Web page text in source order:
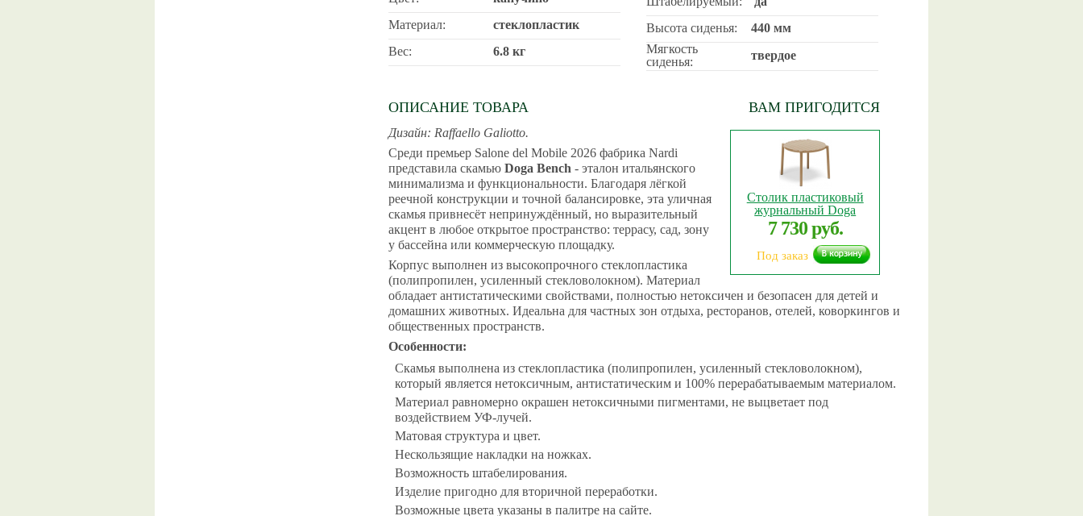
Материал:
стеклопластик
Вес:
6.8 кг
Высота сиденья:
440 мм
Мягкость
сиденья:
твердое
ВАМ ПРИГОДИТСЯ
Столик пластиковый
журнальный Doga
7 730 руб.
Под заказ
ОПИСАНИЕ ТОВАРА
Дизайн: Raffaello Galiotto.
Среди премьер Salone del Mobile 2026 фабрика Nardi
представила скамью Doga Bench - эталон итальянского
минимализма и функциональности. Благодаря лёгкой
реечной конструкции и точной балансировке, эта уличная
скамья привнесёт непринуждённый, но выразительный
акцент в любое открытое пространство: террасу, сад, зону
у бассейна или коммерческую площадку.
Корпус выполнен из высокопрочного стеклопластика
(полипропилен, усиленный стекловолокном). Материал
обладает антистатическими свойствами, полностью нетоксичен и безопасен для детей и
домашних животных. Идеальна для частных зон отдыха, ресторанов, отелей, коворкингов и
общественных пространств.
Особенности:
Скамья выполнена из стеклопластика (полипропилен, усиленный стекловолокном),
который является нетоксичным, антистатическим и 100% перерабатываемым материалом.
Материал равномерно окрашен нетоксичными пигментами, не выцветает под
воздействием УФ-лучей.
Матовая структура и цвет.
Нескользящие накладки на ножках.
Возможность штабелирования.
Изделие пригодно для вторичной переработки.
Возможные цвета указаны в палитре на сайте.